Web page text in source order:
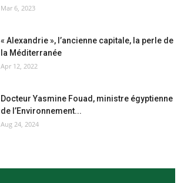
Mar 6, 2023
« Alexandrie », l’ancienne capitale, la perle de
la Méditerranée
Apr 12, 2022
Docteur Yasmine Fouad, ministre égyptienne
de l’Environnement...
Aug 24, 2024